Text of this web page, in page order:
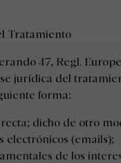
Tratamiento
47, Regl.
jurídica del
forma:
dicho de otro
(emails);
de los